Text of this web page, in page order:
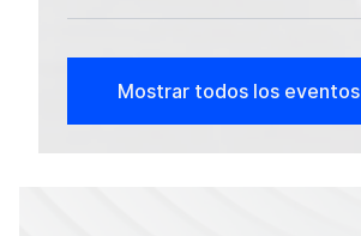
Mostrar todos los eventos